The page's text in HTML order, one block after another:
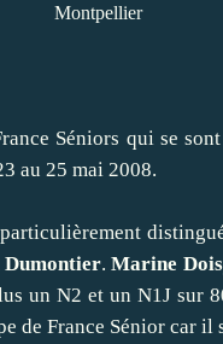
Montpellier
Séniors qui se
au 25 mai 2008.
Dumontier.Marine
un N2 et un N1J sur
de France Sénior car